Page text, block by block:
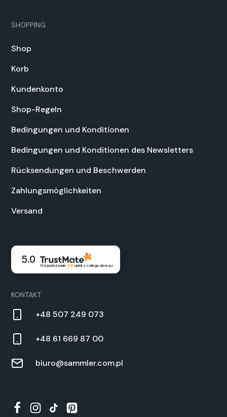
SHOPPING
Shop
Korb
Kun­denkon­to
Shop-Regeln
Bedin­gun­gen und Kon­di­tio­nen
Bedin­gun­gen und Kon­di­tio­nen des Newslet­ters
Rück­sendun­gen und Beschw­er­den
Zahlungsmöglichkeit­en
Ver­sand
5.0
Na podstawie 88 opinii z całego okresu
KON­TAKT
+48 507 249 073
+48 61 669 87 00
biuro@sammler.com.pl